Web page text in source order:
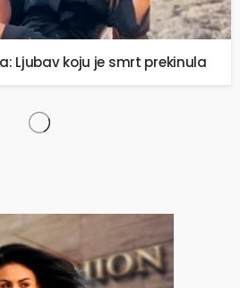
Ljubav koju je smrt prekinula